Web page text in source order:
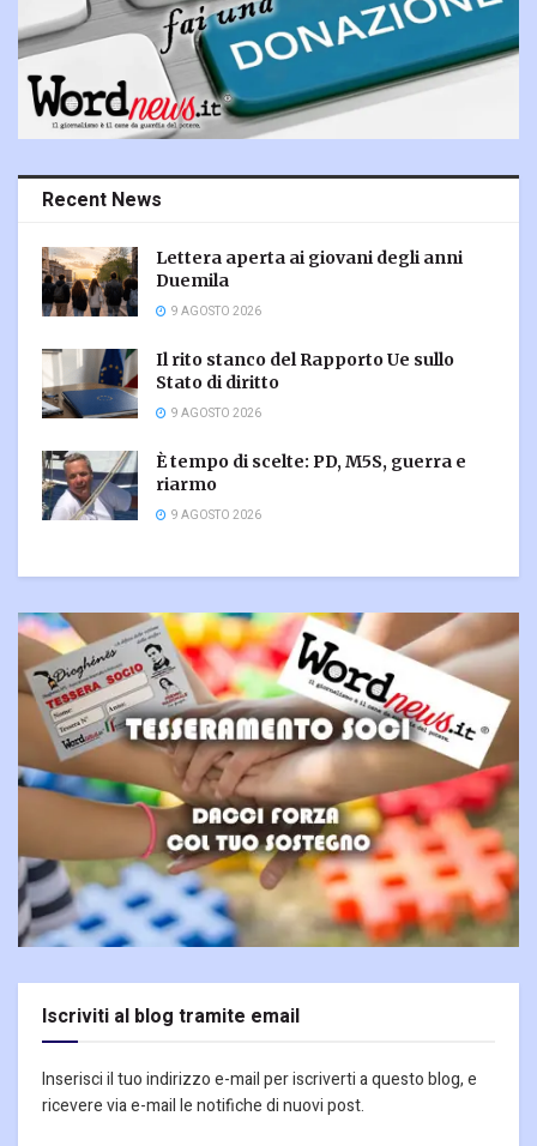
Recent News
Lettera aperta ai giovani degli anni
Duemila
9 AGOSTO 2026
Il rito stanco del Rapporto Ue sullo
Stato di diritto
9 AGOSTO 2026
È tempo di scelte: PD, M5S, guerra e
riarmo
9 AGOSTO 2026
Iscriviti al blog tramite email
Inserisci il tuo indirizzo e-mail per iscriverti a questo blog, e
ricevere via e-mail le notifiche di nuovi post.